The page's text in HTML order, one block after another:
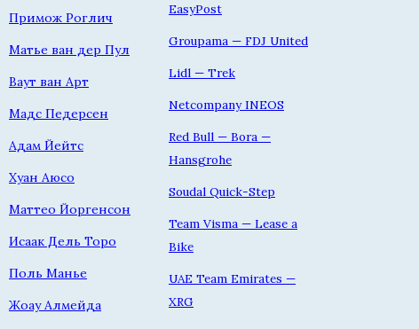
Примож Роглич
Матье ван дер Пул
Ваут ван Арт
Мадс Педерсен
Адам Йейтс
Хуан Аюсо
Маттео Йоргенсон
Исаак Дель Торо
Поль Манье
Жоау Алмейда
EasyPost
Groupama — FDJ United
Lidl — Trek
Netcompany INEOS
Red Bull — Bora —
Hansgrohe
Soudal Quick-Step
Team Visma — Lease a
Bike
UAE Team Emirates —
XRG